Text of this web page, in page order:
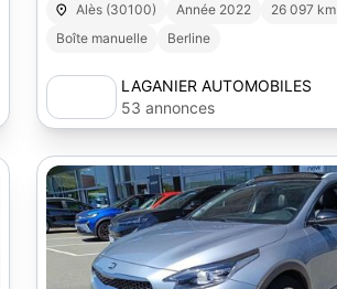
Alès (30100) Année 2022 26 097 km
Boîte manuelle
Berline
LAGANIER AUTOMOBILES
53 annonces